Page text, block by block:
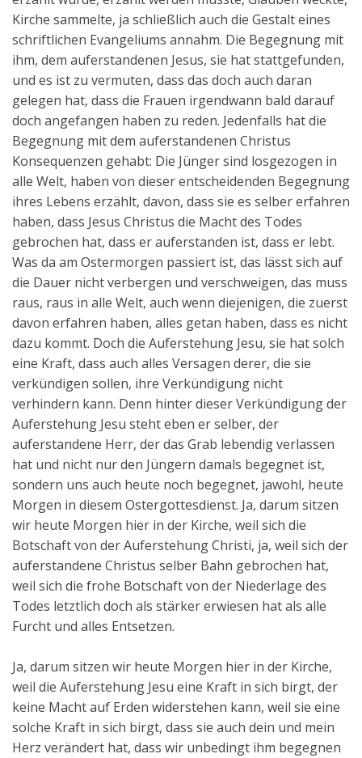
Kirche sammelte, ja schließlich auch die Gestalt eines
schriftlichen Evangeliums annahm. Die Begegnung mit
ihm, dem auferstandenen Jesus, sie hat stattgefunden,
und es ist zu vermuten, dass das doch auch daran
gelegen hat, dass die Frauen irgendwann bald darauf
doch angefangen haben zu reden. Jedenfalls hat die
Begegnung mit dem auferstandenen Christus
Konsequenzen gehabt: Die Jünger sind losgezogen in
alle Welt, haben von dieser entscheidenden Begegnung
ihres Lebens erzählt, davon, dass sie es selber erfahren
haben, dass Jesus Christus die Macht des Todes
gebrochen hat, dass er auferstanden ist, dass er lebt.
Was da am Ostermorgen passiert ist, das lässt sich auf
die Dauer nicht verbergen und verschweigen, das muss
raus, raus in alle Welt, auch wenn diejenigen, die zuerst
davon erfahren haben, alles getan haben, dass es nicht
dazu kommt. Doch die Auferstehung Jesu, sie hat solch
eine Kraft, dass auch alles Versagen derer, die sie
verkündigen sollen, ihre Verkündigung nicht
verhindern kann. Denn hinter dieser Verkündigung der
Auferstehung Jesu steht eben er selber, der
auferstandene Herr, der das Grab lebendig verlassen
hat und nicht nur den Jüngern damals begegnet ist,
sondern uns auch heute noch begegnet, jawohl, heute
Morgen in diesem Ostergottesdienst. Ja, darum sitzen
wir heute Morgen hier in der Kirche, weil sich die
Botschaft von der Auferstehung Christi, ja, weil sich der
auferstandene Christus selber Bahn gebrochen hat,
weil sich die frohe Botschaft von der Niederlage des
Todes letztlich doch als stärker erwiesen hat als alle
Furcht und alles Entsetzen.
Ja, darum sitzen wir heute Morgen hier in der Kirche,
weil die Auferstehung Jesu eine Kraft in sich birgt, der
keine Macht auf Erden widerstehen kann, weil sie eine
solche Kraft in sich birgt, dass sie auch dein und mein
Herz verändert hat, dass wir unbedingt ihm begegnen